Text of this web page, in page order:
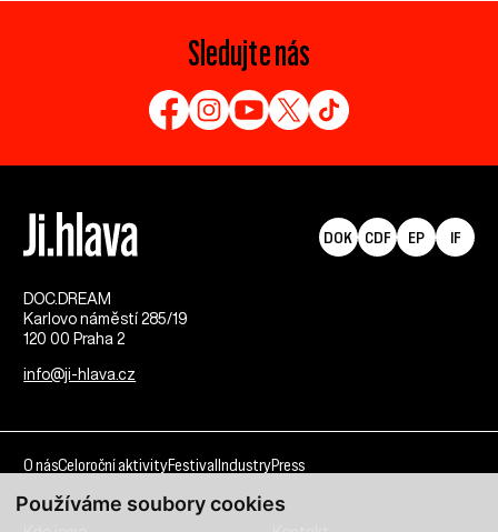
Používáme soubory cookies
Sledujte nás
DOC.DREAM​
Karlovo náměstí 285/19
120 00 Praha 2
info@ji-hlava.cz
DOK CDF EP IF
O násCeloroční aktivityFestival IndustryPress